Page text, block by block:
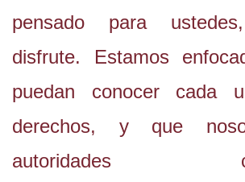
pensado para
disfrute. Estamos
puedan conocer cada
derechos, y que
autoridades